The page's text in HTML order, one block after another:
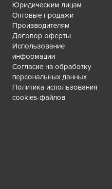
Юридическим лицам
Оптовые продажи
Производителям
Договор оферты
Использование
информации
Согласие на обработку
персональных данных
Политика использования
cookies-файлов